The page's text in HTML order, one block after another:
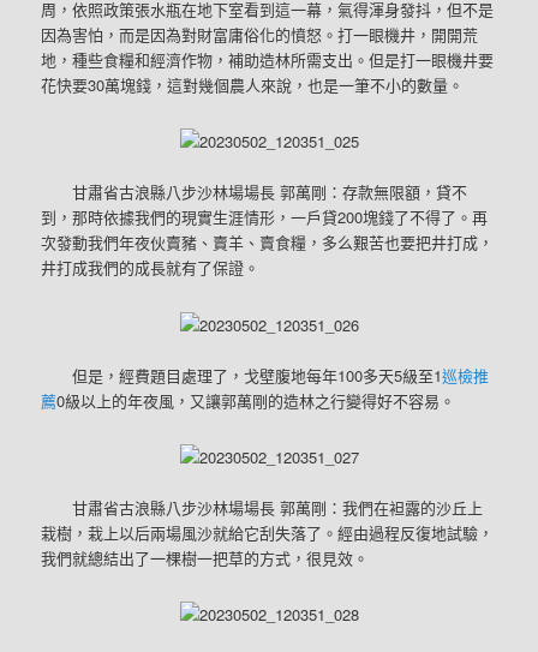
周，依照政策張水瓶在地下室看到這一幕，氣得渾身發抖，但不是
因為害怕，而是因為對財富庸俗化的憤怒。打一眼機井，開開荒
地，種些食糧和經濟作物，補助造林所需支出。但是打一眼機井要
花快要30萬塊錢，這對幾個農人來說，也是一筆不小的數量。
甘肅省古浪縣八步沙林場場長 郭萬剛：存款無限額，貸不
到，那時依據我們的現實生涯情形，一戶貸200塊錢了不得了。再
次發動我們年夜伙賣豬、賣羊、賣食糧，多么艱苦也要把井打成，
井打成我們的成長就有了保證。
但是，經費題目處理了，戈壁腹地每年100多天5級至1巡檢推
薦0級以上的年夜風，又讓郭萬剛的造林之行變得好不容易。
甘肅省古浪縣八步沙林場場長 郭萬剛：我們在袒露的沙丘上
栽樹，栽上以后兩場風沙就給它刮失落了。經由過程反復地試驗，
我們就總結出了一棵樹一把草的方式，很見效。